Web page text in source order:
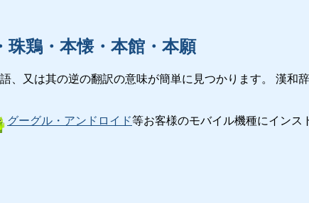
珠鶏・本懐・本館・本願
、又は其の逆の翻訳の意味が簡単に見つかります。 漢和
グーグル・アンドロイド等お客様のモバイル機種にインス